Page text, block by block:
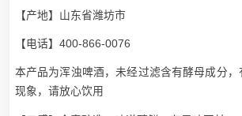
【产地】山东省潍坊市
【电话】400-866-0076
本产品为浑浊啤酒，未经过滤含有酵母成分
现象，请放心饮用